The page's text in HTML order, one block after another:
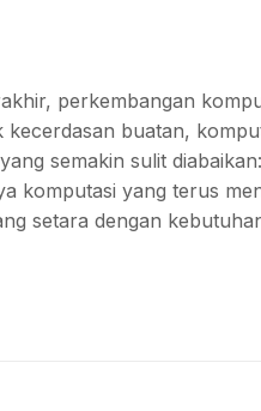
perkembangan
buatan,
semakin sulit
komputasi yang terus
setara dengan